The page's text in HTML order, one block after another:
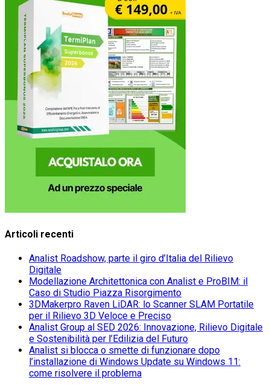
Articoli recenti
Analist Roadshow, parte il giro d’Italia del Rilievo
Digitale
Modellazione Architettonica con Analist e ProBIM: il
Caso di Studio Piazza Risorgimento
3DMakerpro Raven LiDAR: lo Scanner SLAM Portatile
per il Rilievo 3D Veloce e Preciso
Analist Group al SED 2026: Innovazione, Rilievo Digitale
e Sostenibilità per l’Edilizia del Futuro
Analist si blocca o smette di funzionare dopo
l’installazione di Windows Update su Windows 11:
come risolvere il problema